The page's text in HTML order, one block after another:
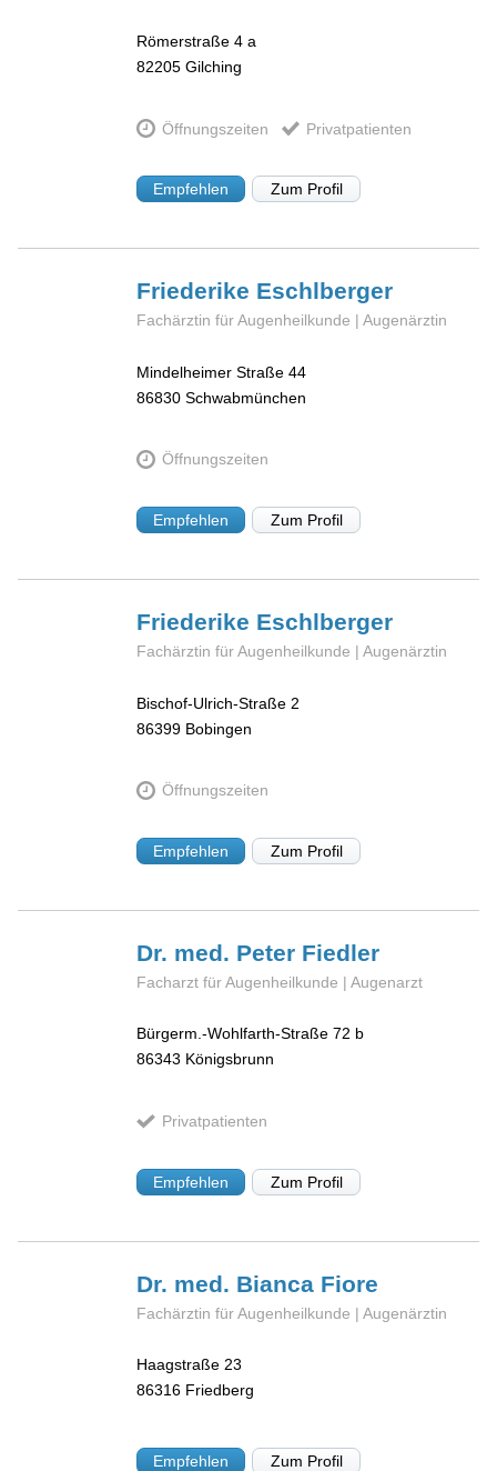
Römerstraße 4 a
82205 Gilching
Öffnungszeiten Privatpatienten
Empfehlen Zum Profil
Friederike Eschlberger
Fachärztin für Augenheilkunde | Augenärztin
Mindelheimer Straße 44
86830 Schwabmünchen
Öffnungszeiten
Empfehlen Zum Profil
Friederike Eschlberger
Fachärztin für Augenheilkunde | Augenärztin
Bischof-Ulrich-Straße 2
86399 Bobingen
Öffnungszeiten
Empfehlen Zum Profil
Dr. med. Peter Fiedler
Facharzt für Augenheilkunde | Augenarzt
Bürgerm.-Wohlfarth-Straße 72 b
86343 Königsbrunn
Privatpatienten
Empfehlen Zum Profil
Dr. med. Bianca Fiore
Fachärztin für Augenheilkunde | Augenärztin
Haagstraße 23
86316 Friedberg
Empfehlen Zum Profil